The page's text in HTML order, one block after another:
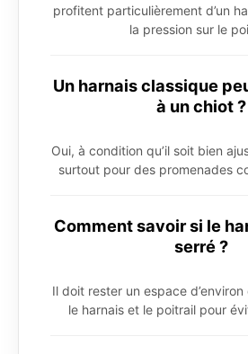
profitent particulièrement d’un
la pression sur le
Un harnais classique
à un chiot ?
Oui, à condition qu’il soit bien
surtout pour des promenades
Comment savoir si le
serré ?
Il doit rester un espace
le harnais et le poitrail pour